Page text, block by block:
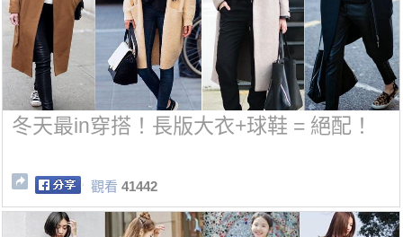
冬天最in穿搭！長版大衣+球鞋 = 絕配！
觀看 41442